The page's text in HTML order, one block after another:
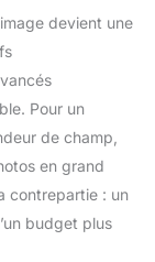
devient une
Pour un
de champ,
en grand
contrepartie : un
budget plus